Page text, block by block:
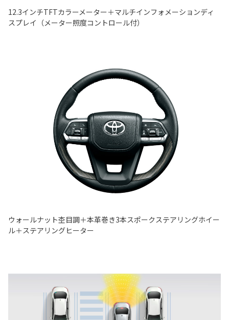
12.3インチTFTカラーメーター＋マルチインフォメーションディ
スプレイ（メーター照度コントロール付）
ウォールナット杢目調＋本革巻き3本スポークステアリングホイー
ル＋ステアリングヒーター